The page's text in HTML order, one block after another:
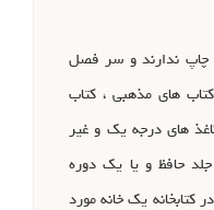
چاپ ندارند و سر فصل
های مذهبی ، کتاب
های درجه یک و غیر
حافظ و یا یک دوره
کتابخانه یک خانه مورد